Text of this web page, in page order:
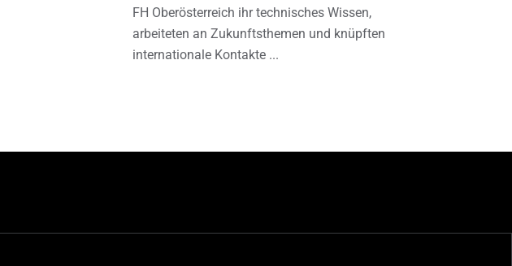
FH Oberösterreich ihr technisches Wissen,
arbeiteten an Zukunftsthemen und knüpften
internationale Kontakte